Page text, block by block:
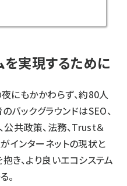
を実現するために
にもかかわらず、約80人
バックグラウンドはSEO、
公共政策、法務、Trust＆
インターネットの現状と
き、より良いエコシステム
。